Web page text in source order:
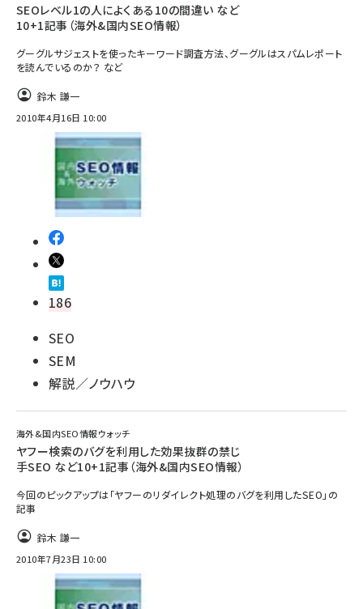
SEOレベル1の人によくある10の間違い など
10+1記事（海外&国内SEO情報）
グーグルサジェストを使ったキーワード調査方法、グーグルはスパムレポート
を読んでいるのか？ など
鈴木 謙一
2010年4月16日 10:00
186
SEO
SEM
解説／ノウハウ
海外&国内SEO情報ウォッチ
ヤフー検索のバグを利用した効果抜群の禁じ
手SEO など10+1記事（海外&国内SEO情報）
今回のピックアップは「ヤフーのリダイレクト処理のバグを利用したSEO」の
記事
鈴木 謙一
2010年7月23日 10:00